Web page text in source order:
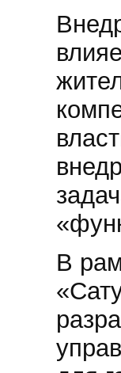
В